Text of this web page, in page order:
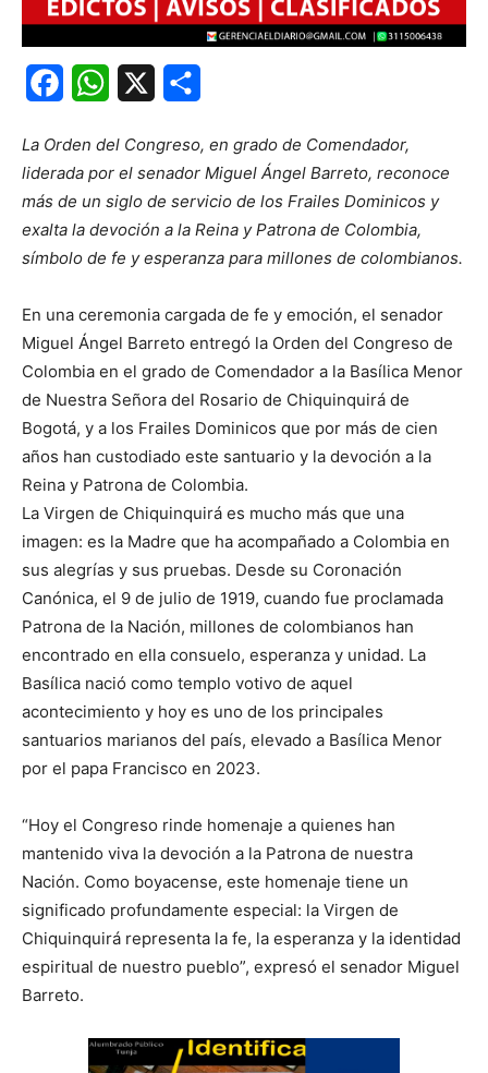
FacebookWhatsApp
La Orden del Congreso, en grado de Comendador,
liderada por el senador Miguel Ángel Barreto, reconoce
más de un siglo de servicio de los Frailes Dominicos y
exalta la devoción a la Reina y Patrona de Colombia,
símbolo de fe y esperanza para millones de colombianos.
En una ceremonia cargada de fe y emoción, el senador
Miguel Ángel Barreto entregó la Orden del Congreso de
Colombia en el grado de Comendador a la Basílica Menor
de Nuestra Señora del Rosario de Chiquinquirá de
Bogotá, y a los Frailes Dominicos que por más de cien
años han custodiado este santuario y la devoción a la
Reina y Patrona de Colombia.
La Virgen de Chiquinquirá es mucho más que una
imagen: es la Madre que ha acompañado a Colombia en
sus alegrías y sus pruebas. Desde su Coronación
Canónica, el 9 de julio de 1919, cuando fue proclamada
Patrona de la Nación, millones de colombianos han
encontrado en ella consuelo, esperanza y unidad. La
Basílica nació como templo votivo de aquel
acontecimiento y hoy es uno de los principales
santuarios marianos del país, elevado a Basílica Menor
por el papa Francisco en 2023.
“Hoy el Congreso rinde homenaje a quienes han
mantenido viva la devoción a la Patrona de nuestra
Nación. Como boyacense, este homenaje tiene un
significado profundamente especial: la Virgen de
Chiquinquirá representa la fe, la esperanza y la identidad
espiritual de nuestro pueblo”, expresó el senador Miguel
Barreto.